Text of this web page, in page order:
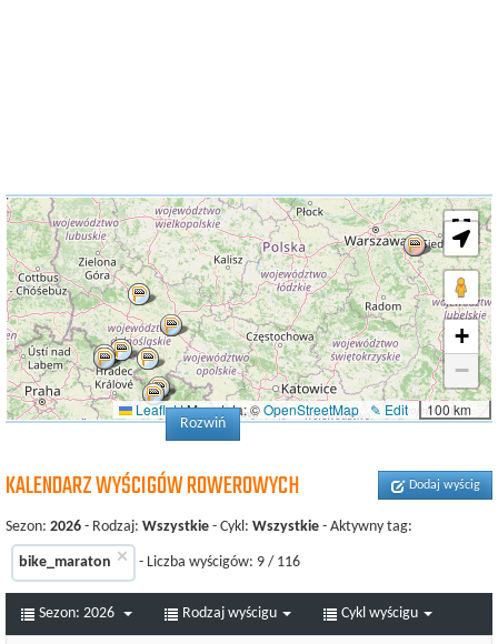
+
−
100 km
✎ Edit
Leaflet|Map data: ©OpenStreetMap
Rozwiń
KALENDARZ WYŚCIGÓW ROWEROWYCH Dodaj wyścig
Sezon: 2026 - Rodzaj: Wszystkie - Cykl: Wszystkie - Aktywny tag:
bike_maraton × - Liczba wyścigów: 9 / 116
Sezon: 2026 Rodzaj wyścigu Cykl wyścigu